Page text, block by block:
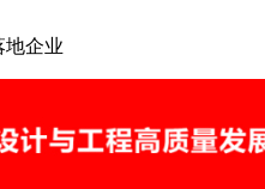
地企业